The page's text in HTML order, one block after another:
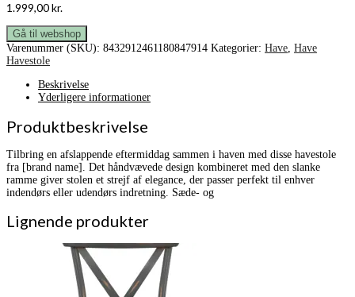
1.999,00kr.
Gå til webshop
Varenummer (SKU): 8432912461180847914 Kategorier: Have, Have
Havestole
Beskrivelse
Yderligere informationer
Produktbeskrivelse
Tilbring en afslappende eftermiddag sammen i haven med disse havestole
fra [brand name]. Det håndvævede design kombineret med den slanke
ramme giver stolen et strejf af elegance, der passer perfekt til enhver
indendørs eller udendørs indretning. Sæde- og
Lignende produkter